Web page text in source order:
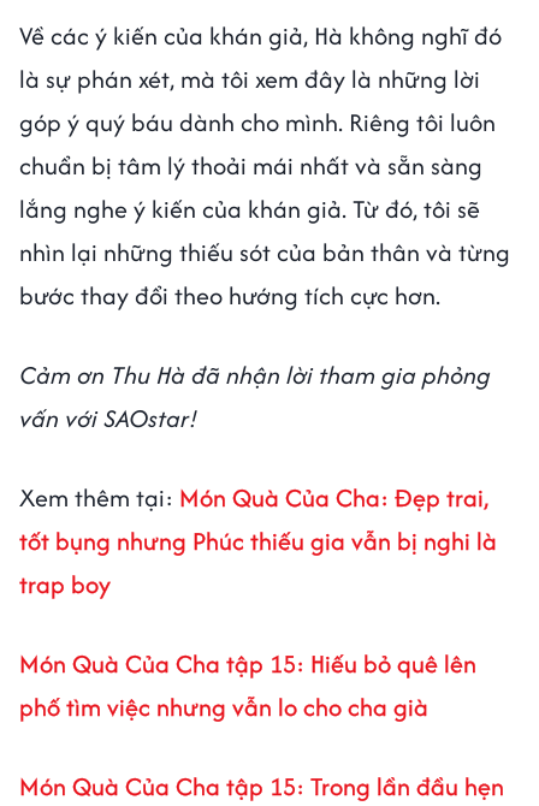
Về các ý kiến của khán giả, Hà không nghĩ đó
là sự phán xét, mà tôi xem đây là những lời
góp ý quý báu dành cho mình. Riêng tôi luôn
chuẩn bị tâm lý thoải mái nhất và sẵn sàng
lắng nghe ý kiến của khán giả. Từ đó, tôi sẽ
nhìn lại những thiếu sót của bản thân và từng
bước thay đổi theo hướng tích cực hơn.
Cảm ơn Thu Hà đã nhận lời tham gia phỏng
vấn với SAOstar!
Xem thêm tại: Món Quà Của Cha: Đẹp trai,
tốt bụng nhưng Phúc thiếu gia vẫn bị nghi là
trap boy
Món Quà Của Cha tập 15: Hiếu bỏ quê lên
phố tìm việc nhưng vẫn lo cho cha già
Món Quà Của Cha tập 15: Trong lần đầu hẹn